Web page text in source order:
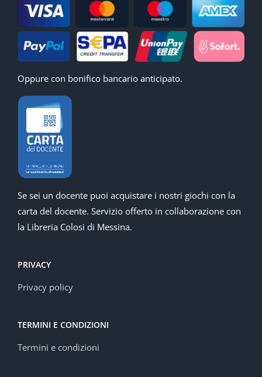
Oppure con bonifico bancario anticipato.
Se sei un docente puoi acquistare i nostri giochi con la
carta del docente. Servizio offerto in collaborazione con
la Libreria Colosi di Messina.
PRIVACY
Privacy policy
TERMINI E CONDIZIONI
Termini e condizioni